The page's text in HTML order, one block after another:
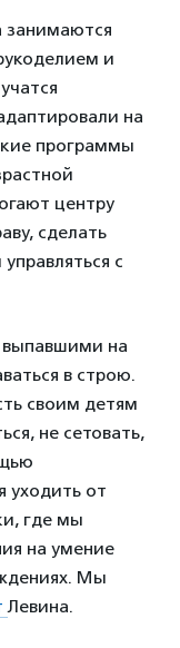
занимаются
и
на
программы
центру
сделать
с
выпавшими на
в строю.
своим детям
не сетовать,
уходить от
где мы
на умение
Мы
Левина.